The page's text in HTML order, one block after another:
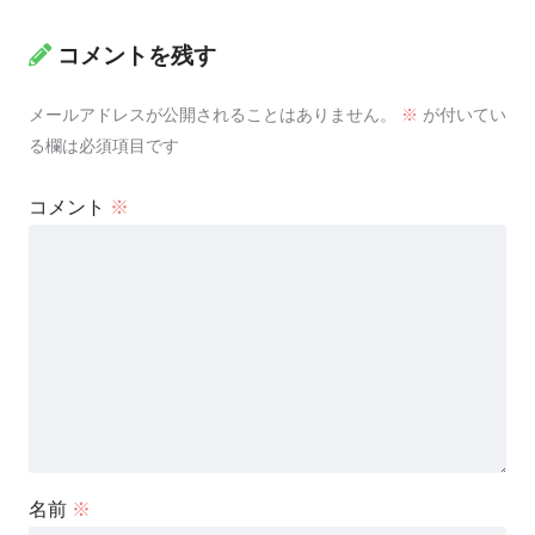
コメントを残す
メールアドレスが公開されることはありません。 ※ が付いてい
る欄は必須項目です
コメント ※
名前 ※